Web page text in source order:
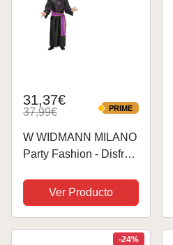
31,37€
37,99€ PRIME
PRIME
W WIDMANN MILANO
Party Fashion - Disfraz
obispo, sacerdote, traje
de la iglesia
Ver Producto
-24%